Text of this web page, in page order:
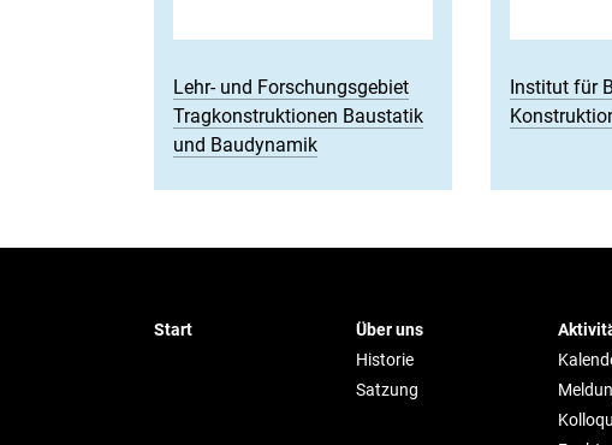
Lehr- und Forschungsgebiet
Tragkonstruktionen Baustatik
und Baudynamik
Institut für
Start
Über uns
Historie
Satzung